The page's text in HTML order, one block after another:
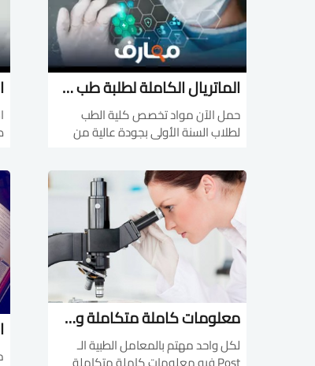
الماتريال الكاملة لطلبة طب من سنة اولى لستة بجودة عالية ومحدثة
حمل الآن مواد تخصص كلية الطب
لطلاب السنة الأولى بجودة عالية من
معلومات كاملة متكاملة وشرح تفصيلى عن التحاليل الطبية
لكل واحد مهتم بالمعامل الطبية الـ